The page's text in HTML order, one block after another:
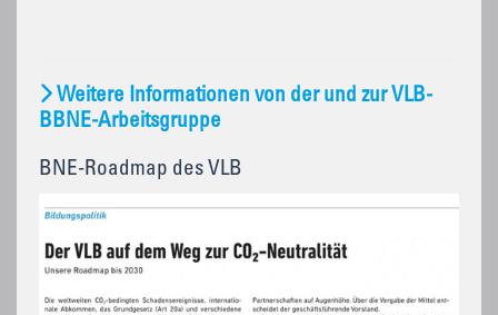
Weitere Informationen von der und zur VLB-
BBNE-Arbeitsgruppe
BNE-Roadmap des VLB